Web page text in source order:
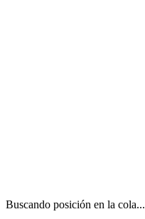
Buscando posición en la cola...